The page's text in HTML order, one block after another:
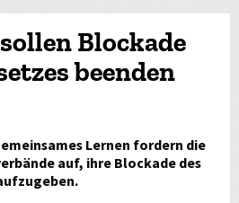
Blockade
beenden
Lernen fordern die
auf, ihre Blockade des